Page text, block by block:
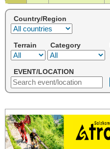
Country/Region
Terrain Category
EVENT/LOCATION